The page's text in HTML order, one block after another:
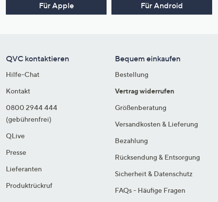
Für Apple Für Android
QVC kontaktieren
Hilfe-Chat
Kontakt
0800 2944 444
(gebührenfrei)
QLive
Presse
Lieferanten
Produktrückruf
Bequem einkaufen
Bestellung
Vertrag widerrufen
Größenberatung
Versandkosten & Lieferung
Bezahlung
Rücksendung & Entsorgung
Sicherheit & Datenschutz
FAQs - Häufige Fragen